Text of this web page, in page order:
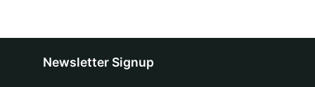
Newsletter Signup